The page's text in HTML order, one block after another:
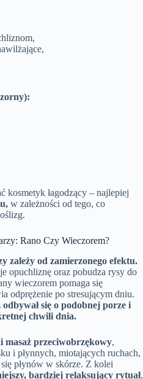
kosmetyk łagodzący – najlepiej
w zależności od tego, co
Rano Czy Wieczorem?
zależy od zamierzonego efektu.
opuchliznę oraz pobudza rysy do
wieczorem pomaga się
odprężenie po stresującym dniu.
się o podobnej porze i
chwili dnia.
masaż przeciwobrzękowy,
i płynnych, miotających ruchach,
płynów w skórze. Z kolei
bardziej relaksujący rytuał,